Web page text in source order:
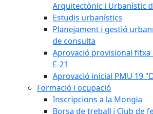
Arquitectònic i Urbanístic
Estudis urbanístics
Planejament i gestió
de consulta
Aprovació provisional fitxa
E-21
Aprovació inicial PMU 19
Formació i ocupació
Inscripcions a la Mongia
Borsa de treball i Club de